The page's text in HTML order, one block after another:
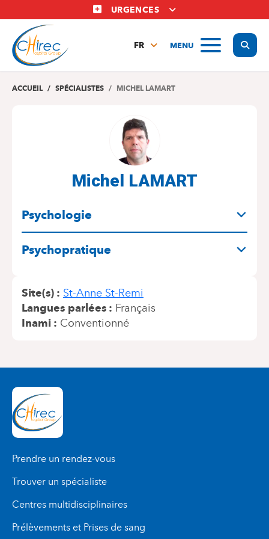
au
contenu
principal
URGENCES
MENU
FR
EN
ACCUEIL SPÉCIALISTES MICHEL LAMART
Michel LAMART
Psychologie
Psychopratique
Site(s)
St-Anne St-Remi
Langues parlées
Français
Inami
Conventionné
Prendre un rendez-vous
Trouver un spécialiste
Centres multidisciplinaires
Prélèvements et Prises de sang